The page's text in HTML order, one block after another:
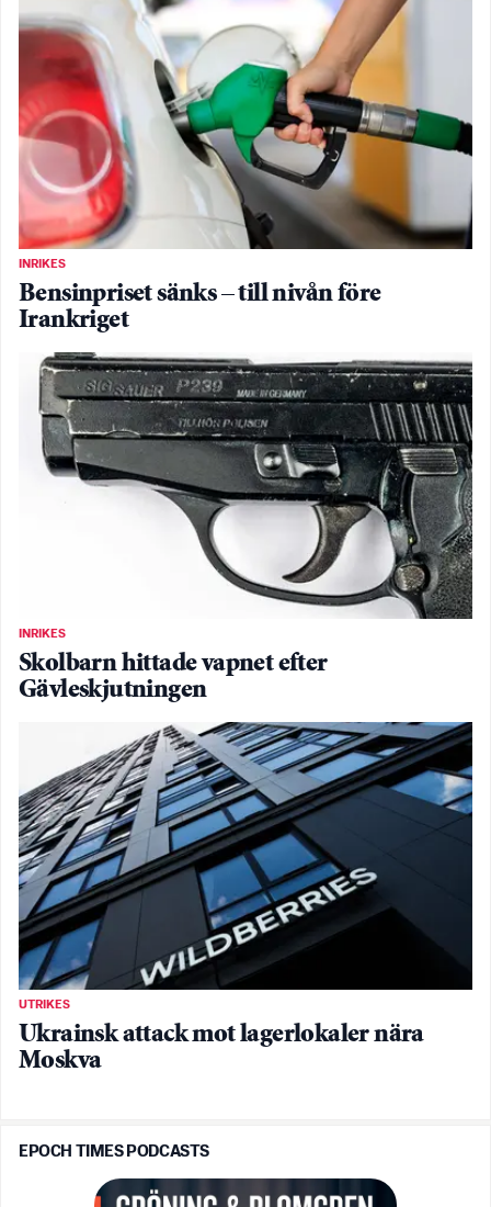
INRIKES
Bensinpriset sänks – till nivån före
Irankriget
INRIKES
Skolbarn hittade vapnet efter
Gävleskjutningen
UTRIKES
Ukrainsk attack mot lagerlokaler nära
Moskva
EPOCH TIMES PODCASTS